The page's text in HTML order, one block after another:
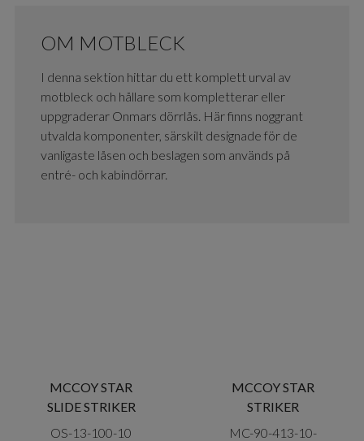
OM MOTBLECK
I denna sektion hittar du ett komplett urval av
motbleck och hållare som kompletterar eller
uppgraderar Onmars dörrlås. Här finns noggrant
utvalda komponenter, särskilt designade för de
vanligaste låsen och beslagen som används på
entré- och kabindörrar.
MCCOY STAR
SLIDE STRIKER
OS-13-100-10
MCCOY STAR
STRIKER
MC-90-413-10-